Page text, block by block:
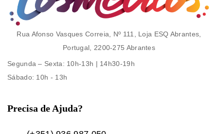
Rua Afonso Vasques Correia, Nº 111, Loja ESQ Abrantes,
Portugal, 2200-275 Abrantes
Segunda – Sexta: 10h-13h | 14h30-19h
Sábado: 10h - 13h
Precisa de Ajuda?